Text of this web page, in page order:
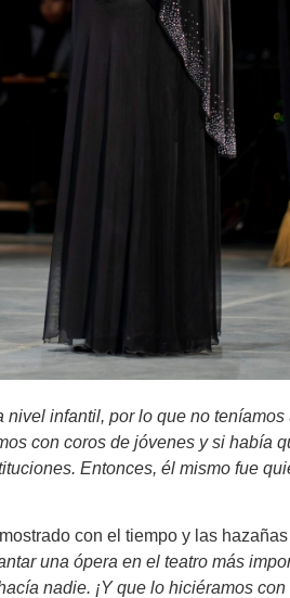
infantil, por lo que no teníamos
con coros de jóvenes y si había
Entonces, él mismo fue
con el tiempo y las hazañas
una ópera en el teatro más
nadie. ¡Y que lo hiciéramos con